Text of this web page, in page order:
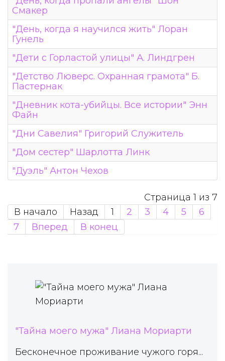
Смакер
"День, когда я научился жить" Лоран
Гунель
"Дети с Горластой улицы" А. Линдгрен
"Детство Люверс. Охранная грамота" Б.
Пастернак
"Дневник кота-убийцы. Все истории" Энн
Файн
"Дни Савелия" Григорий Служитель
"Дом сестер" Шарлотта Линк
"Дуэль" Антон Чехов
Страница 1 из 7
В начало
Назад 1 2 3 4 5
6
7
Вперед В конец
"Тайна моего мужа" Лиана Мориарти
Бесконечное проживание чужого горя...